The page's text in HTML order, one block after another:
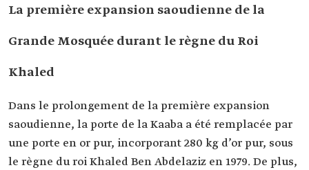
La première expansion saoudienne de la
Grande Mosquée durant le règne du Roi
Khaled
Dans le prolongement de la première expansion
saoudienne, la porte de la Kaaba a été remplacée par
une porte en or pur, incorporant 280 kg d’or pur, sous
le règne du roi Khaled Ben Abdelaziz en 1979. De plus,